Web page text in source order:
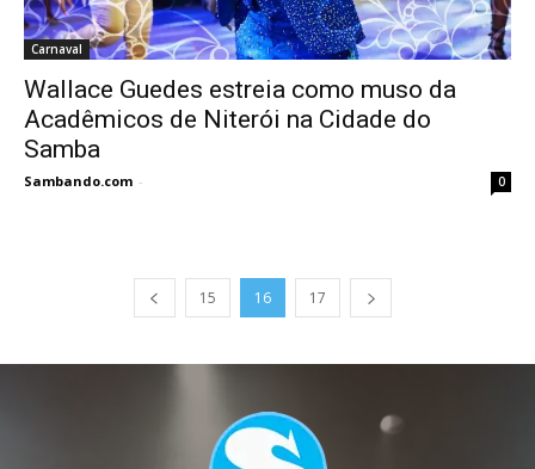
Carnaval
Wallace Guedes estreia como muso da
Acadêmicos de Niterói na Cidade do
Samba
Sambando.com - 0
15 16 17